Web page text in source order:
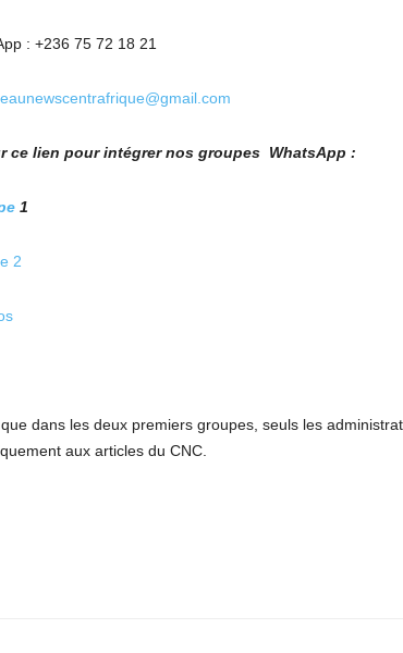
: +236 75 72 18 21
ce lien pour intégrer nos groupes WhatsApp :
1
2
dans les deux premiers groupes, seuls les
aux articles du CNC.